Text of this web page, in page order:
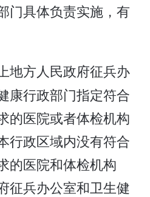
门具体负责实施，有
地方人民政府征兵办
康行政部门指定符合
的医院或者体检机构
行政区域内没有符合
的医院和体检机构
征兵办公室和卫生健